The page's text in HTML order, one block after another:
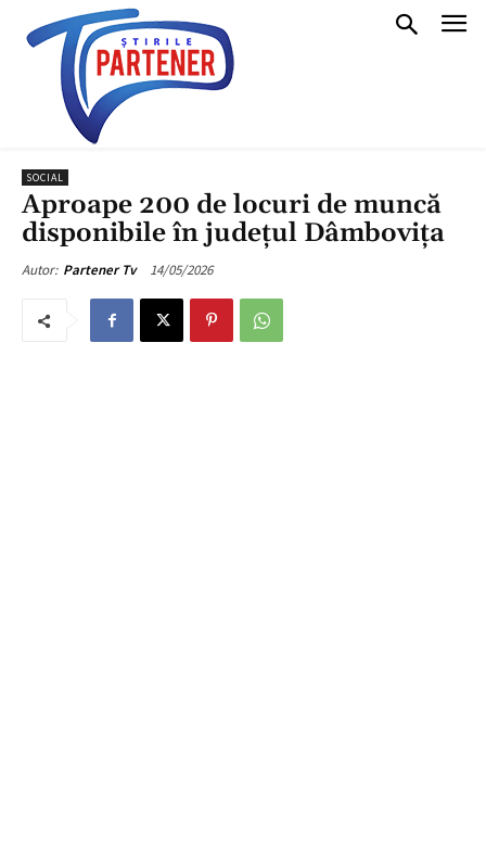
SOCIAL
Aproape 200 de locuri de muncă
disponibile în județul Dâmbovița
Autor: Partener Tv 14/05/2026